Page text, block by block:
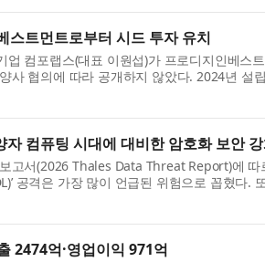
스트먼트로부터 시드 투자 유치
업 컴포랩스(대표 이원섭)가 프로디지인베스
사 협의에 따라 공개하지 않았다. 2024년 설
과 AI 기술을 기반으...
컴퓨팅 시대에 대비한 암호화 보안
고서(2026 Thales Data Threat Report)에 따
공격은 가장 많이 언급된 위험으로 꼽혔다.
알고리즘의 프로토타입을 ...
2474억·영업이익 971억